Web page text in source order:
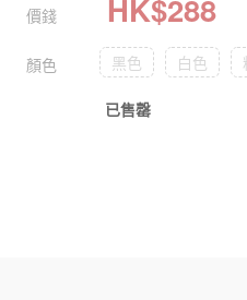
價錢 HK$288
顏色 黑色 白色
已售罄